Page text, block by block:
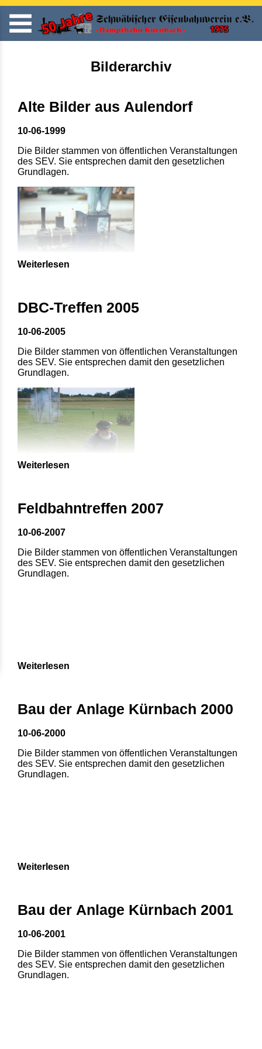
Bilderarchiv
Alte Bilder aus Aulendorf
10-06-1999
Die Bilder stammen von öffentlichen Veranstaltungen
des SEV. Sie entsprechen damit den gesetzlichen
Grundlagen.
Weiterlesen
DBC-Treffen 2005
10-06-2005
Die Bilder stammen von öffentlichen Veranstaltungen
des SEV. Sie entsprechen damit den gesetzlichen
Grundlagen.
Weiterlesen
Feldbahntreffen 2007
10-06-2007
Die Bilder stammen von öffentlichen Veranstaltungen
des SEV. Sie entsprechen damit den gesetzlichen
Grundlagen.
Weiterlesen
Bau der Anlage Kürnbach 2000
10-06-2000
Die Bilder stammen von öffentlichen Veranstaltungen
des SEV. Sie entsprechen damit den gesetzlichen
Grundlagen.
Weiterlesen
Bau der Anlage Kürnbach 2001
10-06-2001
Die Bilder stammen von öffentlichen Veranstaltungen
des SEV. Sie entsprechen damit den gesetzlichen
Grundlagen.